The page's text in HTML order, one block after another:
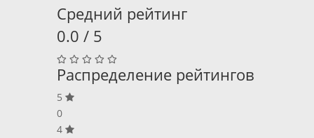
Средний рейтинг
0.0 / 5
Распределение рейтингов
5
0
4